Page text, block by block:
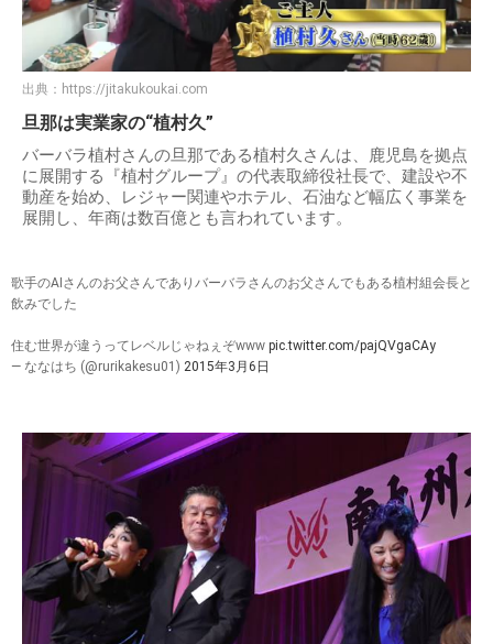
出典： https://jitakukoukai.com
旦那は実業家の“植村久”
バーバラ植村さんの旦那である植村久さんは、鹿児島を拠点
に展開する『植村グループ』の代表取締役社長で、建設や不
動産を始め、レジャー関連やホテル、石油など幅広く事業を
展開し、年商は数百億とも言われています。
歌手のAIさんのお父さんでありバーバラさんのお父さんでもある植村組会長と
飲みでした
住む世界が違うってレベルじゃねぇぞwww pic.twitter.com/pajQVgaCAy
— ななはち (@rurikakesu01) 2015年3月6日